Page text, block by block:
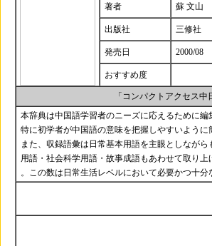
著者 蘇 文山
出版社 三修社
発売日 2000/08
おすすめ度
「コンパクトアクセス
本辞典は中国語学習者のニーズに応えるために編
特に初学者が中国語の意味を把握しやすいように
また、収録語彙は日常基本用語を主眼としなが
用語・社会科学用語・故事成語もあわせて取り
。この数は日常生活レベルにおいて必要かつ十分